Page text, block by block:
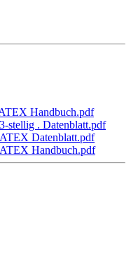
Handbuch.pdf
stellig . Datenblatt.pdf
Datenblatt.pdf
Handbuch.pdf